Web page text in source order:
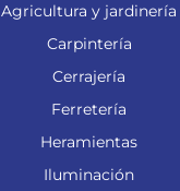
Agricultura y jardinería
Carpintería
Cerrajería
Ferretería
Heramientas
Iluminación